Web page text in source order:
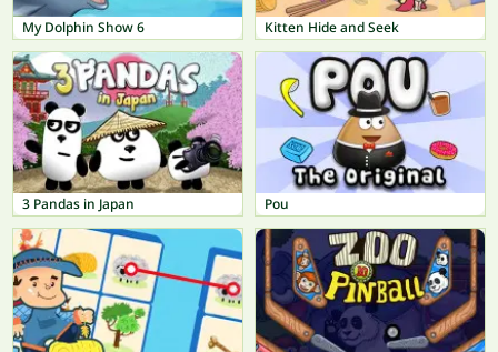
My Dolphin Show 6 Kitten Hide and Seek
3 Pandas in Japan Pou